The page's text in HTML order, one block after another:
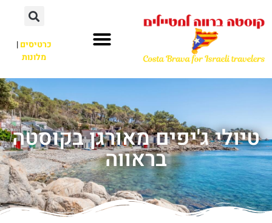
כרטיסים|
מלונות
טיולי ג'יפים מאורגן בקוסטה
בראווה